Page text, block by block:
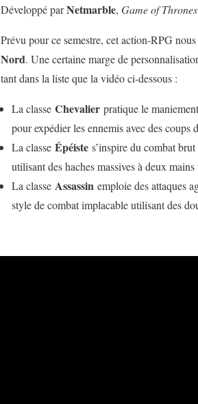
Développé parNetmarble, Game of
Prévu pour ce semestre, cet action-RPG
Nord. Une certaine marge de
tant dans la liste que la vidéo ci-dessous :
La classe Chevalier pratique le
pour expédier les ennemis avec des coups
La classe Épéiste s’inspire du combat
utilisant des haches massives à deux
La classe Assassin emploie des attaques
style de combat implacable utilisant des